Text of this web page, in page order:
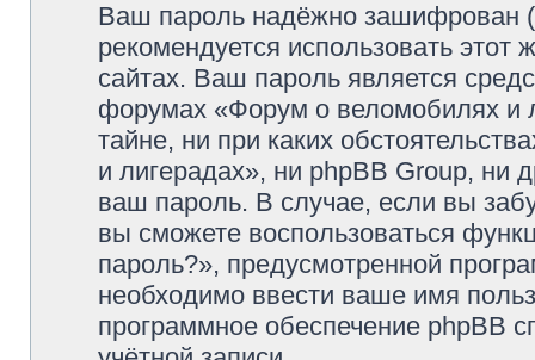
Ваш пароль надёжно зашифрован
рекомендуется использовать этот
сайтах. Ваш пароль является
форумах «Форум о веломобилях и
тайне, ни при каких
и лигерадах», ни phpBB Group, ни
ваш пароль. В случае, если вы
вы сможете воспользоваться
пароль?», предусмотренной
необходимо ввести ваше имя
программное обеспечение phpBB